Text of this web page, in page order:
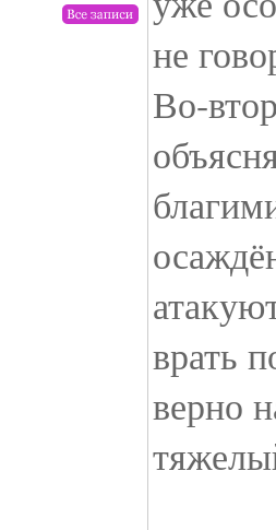
не
Во-
врать
верно